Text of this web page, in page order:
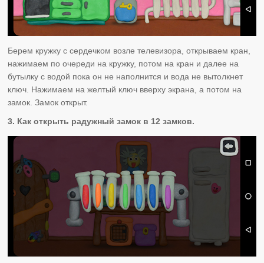
Берем кружку с сердечком возле телевизора, открываем кран,
нажимаем по очереди на кружку, потом на кран и далее на
бутылку с водой пока он не наполнится и вода не вытолкнет
ключ. Нажимаем на желтый ключ вверху экрана, а потом на
замок. Замок открыт.
3. Как открыть радужный замок в 12 замков.